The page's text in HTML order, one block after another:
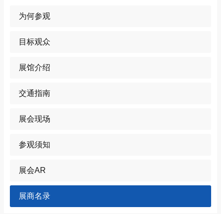
为何参观
目标观众
展馆介绍
交通指南
展会现场
参观须知
展会AR
展商名录